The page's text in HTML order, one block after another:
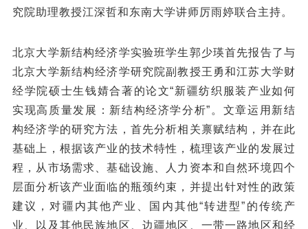
究院助理教授江深哲和东南大学讲师厉雨婷联合主持。
北京大学新结构经济学实验班学生郭少瑛首先报告了与
北京大学新结构经济学研究院副教授王勇和江苏大学财
经学院硕士生钱婧合著的论文“新疆纺织服装产业如何
实现高质量发展：新结构经济学分析”。文章运用新结
构经济学的研究方法，首先分析相关禀赋结构，并在此
基础上，根据该产业的技术特性，梳理该产业的发展过
程，从市场需求、基础设施、人力资本和自然环境四个
层面分析该产业面临的瓶颈约束，并提出针对性的政策
建议，对疆内其他产业、国内其他“转进型”的传统产
业、以及其他民族地区、边疆地区、一带一路地区和经